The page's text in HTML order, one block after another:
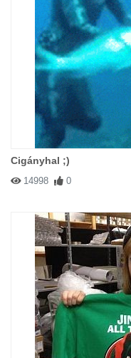
Cigányhal ;)
14998 0